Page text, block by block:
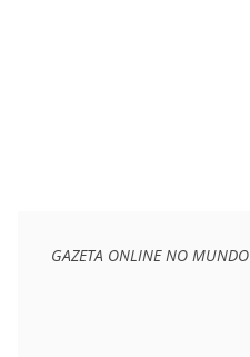
GAZETA ONLINE NO MUNDO